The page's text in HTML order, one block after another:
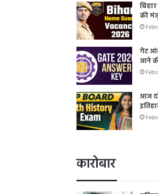
की
गेट
आने
आज
कारोबार